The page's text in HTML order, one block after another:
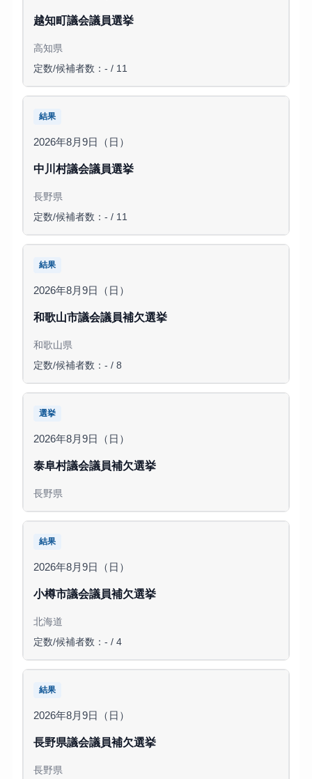
越知町議会議員選挙
高知県
定数/候補者数：- / 11
結果
2026年8月9日（日）
中川村議会議員選挙
長野県
定数/候補者数：- / 11
結果
2026年8月9日（日）
和歌山市議会議員補欠選挙
和歌山県
定数/候補者数：- / 8
選挙
2026年8月9日（日）
泰阜村議会議員補欠選挙
長野県
結果
2026年8月9日（日）
小樽市議会議員補欠選挙
北海道
定数/候補者数：- / 4
結果
2026年8月9日（日）
長野県議会議員補欠選挙
長野県